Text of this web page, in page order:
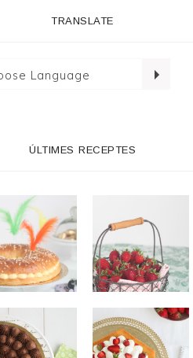
TRANSLATE
ÚLTIMES RECEPTES